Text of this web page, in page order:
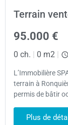
Terrain
95.000 €
0 ch. | 0 m2 |
L’Immobilière
terrain à
permis de bâtir
Plus de